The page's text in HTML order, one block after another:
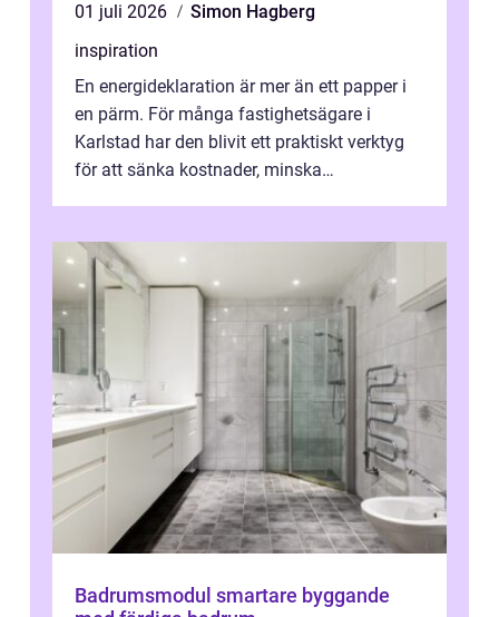
01 juli 2026
Simon Hagberg
inspiration
En energideklaration är mer än ett papper i
en pärm. För många fastighetsägare i
Karlstad har den blivit ett praktiskt verktyg
för att sänka kostnader, minska
Badrumsmodul smartare byggande